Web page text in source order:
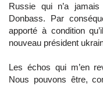
Russie qui n’a
Donbass. Par
apporté à condition
nouveau président
Les échos qui m’en
Nous pouvons être,